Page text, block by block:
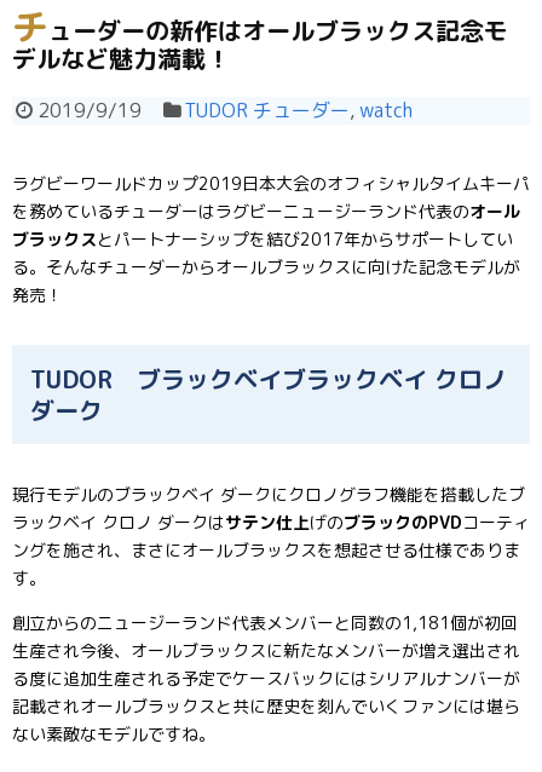
チューダーの新作はオールブラックス記念モ
デルなど魅力満載！
2019/9/19 TUDOR チューダー,watch
ラグビーワールドカップ2019日本大会のオフィシャルタイムキーパ
を務めているチューダーはラグビーニュージーランド代表のオール
ブラ ックスとパートナーシップを結び2017年からサポートしてい
る。そんなチューダーからオールブラックスに向けた記念モデルが
発売！
TUDOR ブラックベイブラックベイ クロノ
ダーク
現行モデルのブラックベイ ダークにクロノグラフ機能を搭載したブ
ラックベイ クロノ ダークはサテン仕上げのブラックのPVDコーティ
ングを施され、まさにオールブラックスを想起させる仕様でありま
す。
創立からのニュージーランド代表メンバーと同数の1,181個が初回
生産され今後、オールブラックスに新たなメンバーが増え選出され
る度に追加生産される予定でケースバックにはシリアルナンバーが
記載されオールブラックスと共に歴史を刻んでいくファンには堪ら
ない素敵なモデルですね。